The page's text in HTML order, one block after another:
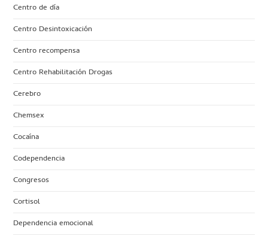
Centro de día
Centro Desintoxicación
Centro recompensa
Centro Rehabilitación Drogas
Cerebro
Chemsex
Cocaína
Codependencia
Congresos
Cortisol
Dependencia emocional